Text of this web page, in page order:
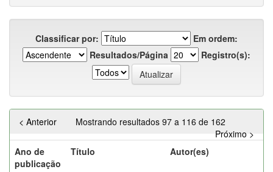
Classificar por:
Em ordem:
Resultados/Página
Registro(s):
Mostrando resultados 97 a 116 de 162
< Anterior
Próximo >
Ano de
publicação
Título Autor(es)